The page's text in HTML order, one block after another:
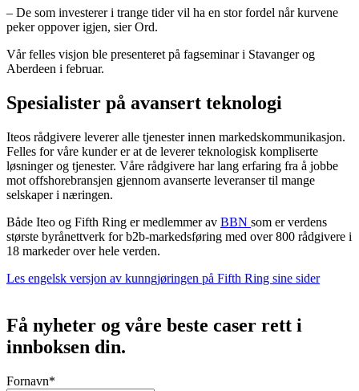
– De som investerer i trange tider vil ha en stor fordel når kurvene
peker oppover igjen, sier Ord.
Vår felles visjon ble presenteret på fagseminar i Stavanger og
Aberdeen i februar.
Spesialister på avansert teknologi
Iteos rådgivere leverer alle tjenester innen markedskommunikasjon.
Felles for våre kunder er at de leverer teknologisk kompliserte
løsninger og tjenester. Våre rådgivere har lang erfaring fra å jobbe
mot offshorebransjen gjennom avanserte leveranser til mange
selskaper i næringen.
Både Iteo og Fifth Ring er medlemmer av BBN som er verdens
største byrånettverk for b2b-markedsføring med over 800 rådgivere i
18 markeder over hele verden.
Les engelsk versjon av kunngjøringen på Fifth Ring sine sider
Få nyheter og våre beste caser rett i
innboksen din.
Fornavn*